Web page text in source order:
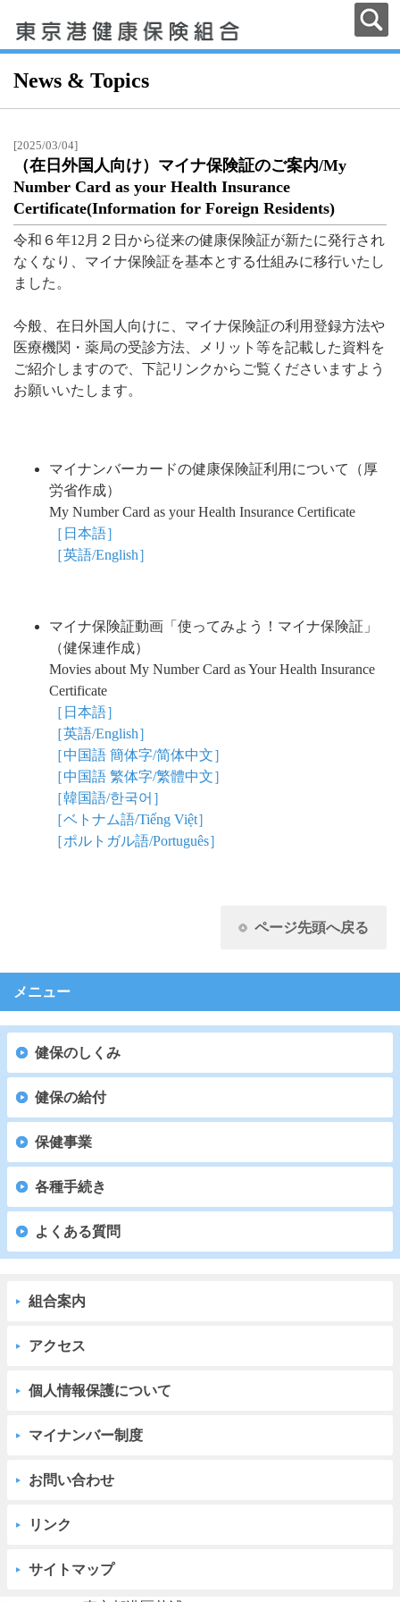
News & Topics
[2025/03/04]
（在日外国人向け）マイナ保険証のご案内/My
Number Card as your Health Insurance
Certificate(Information for Foreign Residents)
令和６年12月２日から従来の健康保険証が新たに発行され
なくなり、マイナ保険証を基本とする仕組みに移行いたし
ました。
今般、在日外国人向けに、マイナ保険証の利用登録方法や
医療機関・薬局の受診方法、メリット等を記載した資料を
ご紹介しますので、下記リンクからご覧くださいますよう
お願いいたします。
マイナンバーカードの健康保険証利用について（厚
労省作成）
My Number Card as your Health Insurance Certificate
［日本語］
［英語/English］
マイナ保険証動画「使ってみよう！マイナ保険証」
（健保連作成）
Movies about My Number Card as Your Health Insurance
Certificate
［日本語］
［英語/English］
［中国語 簡体字/简体中文］
［中国語 繁体字/繁體中文］
［韓国語/한국어］
［ベトナム語/Tiếng Việt］
［ポルトガル語/Português］
ページ先頭へ戻る
メニュー
健保のしくみ
健保の給付
保健事業
各種手続き
よくある質問
組合案内
アクセス
個人情報保護について
マイナンバー制度
お問い合わせ
リンク
サイトマップ